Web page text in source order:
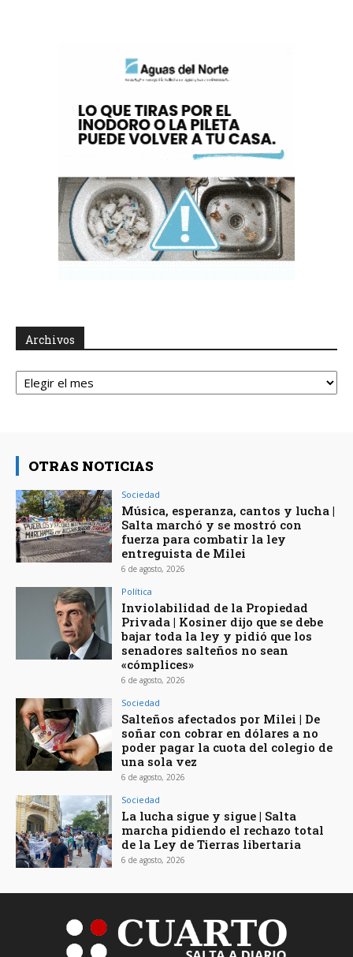
Archivos
Archivos
OTRAS NOTICIAS
Sociedad
Música, esperanza, cantos y lucha |
Salta marchó y se mostró con
fuerza para combatir la ley
entreguista de Milei
6 de agosto, 2026
Política
Inviolabilidad de la Propiedad
Privada | Kosiner dijo que se debe
bajar toda la ley y pidió que los
senadores salteños no sean
«cómplices»
6 de agosto, 2026
Sociedad
Salteños afectados por Milei | De
soñar con cobrar en dólares a no
poder pagar la cuota del colegio de
una sola vez
6 de agosto, 2026
Sociedad
La lucha sigue y sigue | Salta
marcha pidiendo el rechazo total
de la Ley de Tierras libertaria
6 de agosto, 2026